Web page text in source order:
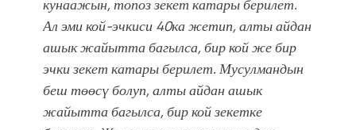
Ал эми кой-эчкиси 40ка жетип, алты айдан
ашык жайытта багылса, бир кой же бир
эчки зекет катары берилет. Мусулмандын
беш төөсү болуп, алты айдан ашык
жайытта багылса, бир кой зекетке